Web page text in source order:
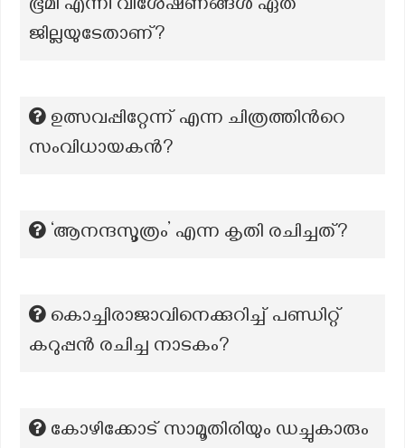
ഭൂമി എന്നീ വിശേഷണങ്ങൾ ഏത്
ജില്ലയുടേതാണ്?
ഉത്സവപ്പിറ്റേന്ന് എന്ന ചിത്രത്തിന്‍റെ
സംവിധായകന്‍?
‘ആനന്ദസൂത്രം’ എന്ന കൃതി രചിച്ചത്?
കൊച്ചിരാജാവിനെക്കുറിച്ച് പണ്ഡിറ്റ്
കറുപ്പന്‍ രചിച്ച നാടകം?
കോഴിക്കോട് സാമൂതിരിയും ഡച്ചുകാരും